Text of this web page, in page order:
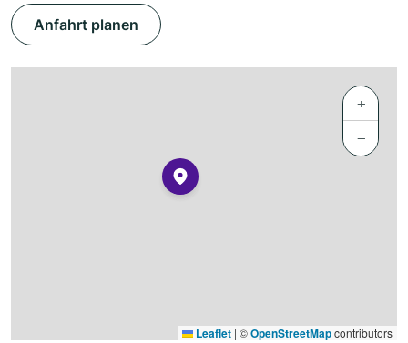
Anfahrt planen
+
−
Leaflet | ©OpenStreetMapcontributors